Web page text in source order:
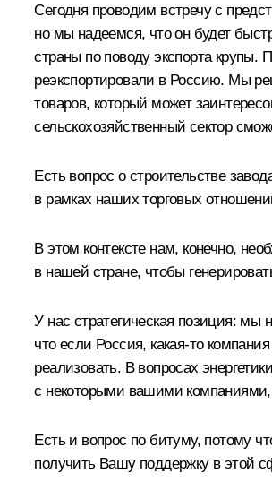
Сегодня проводим встречу с
но мы надеемся, что он будет
страны по поводу экспорта крупы.
реэкспортировали в Россию. Мы
товаров, который может
сельскохозяйственный сектор
Есть вопрос о строительстве
в рамках наших торговых
В этом контексте нам, конечно,
в нашей стране, чтобы
У нас стратегическая позиция:
что если Россия, какая-то
реализовать. В вопросах
с некоторыми вашими компаниями,
Есть и вопрос по битуму, потому
получить Вашу поддержку в этой